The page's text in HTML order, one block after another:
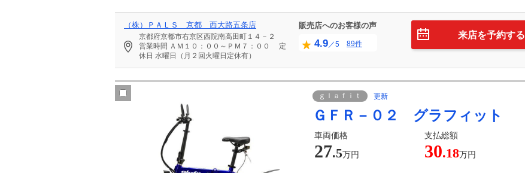
（株）ＰＡＬＳ 京都 西大路五条店
京都府京都市右京区西院南高田町１４－２
営業時間 ＡＭ１０：００～ＰＭ７：００
定
休日 水曜日（月２回火曜日定休有）
販売店へのお客様の声
4.9／5 89件
来店を予約する
ｇｌａｆｉｔ 更新
ＧＦＲ－０２ グラフィット
車両価格 支払総額
27.5万円 30.18万円